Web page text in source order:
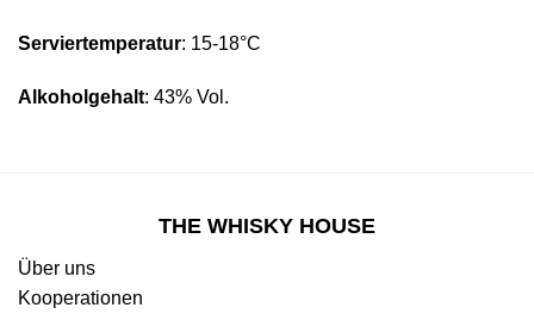
Serviertemperatur: 15-18°C
Alkoholgehalt: 43% Vol.
THE WHISKY HOUSE
Über uns
Kooperationen